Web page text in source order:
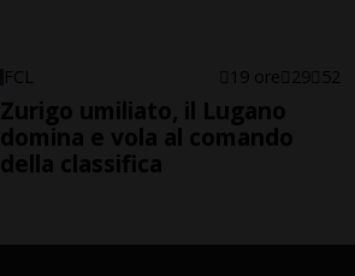
FCL 19 ore 29 52
Zurigo umiliato, il Lugano
domina e vola al comando
della classifica